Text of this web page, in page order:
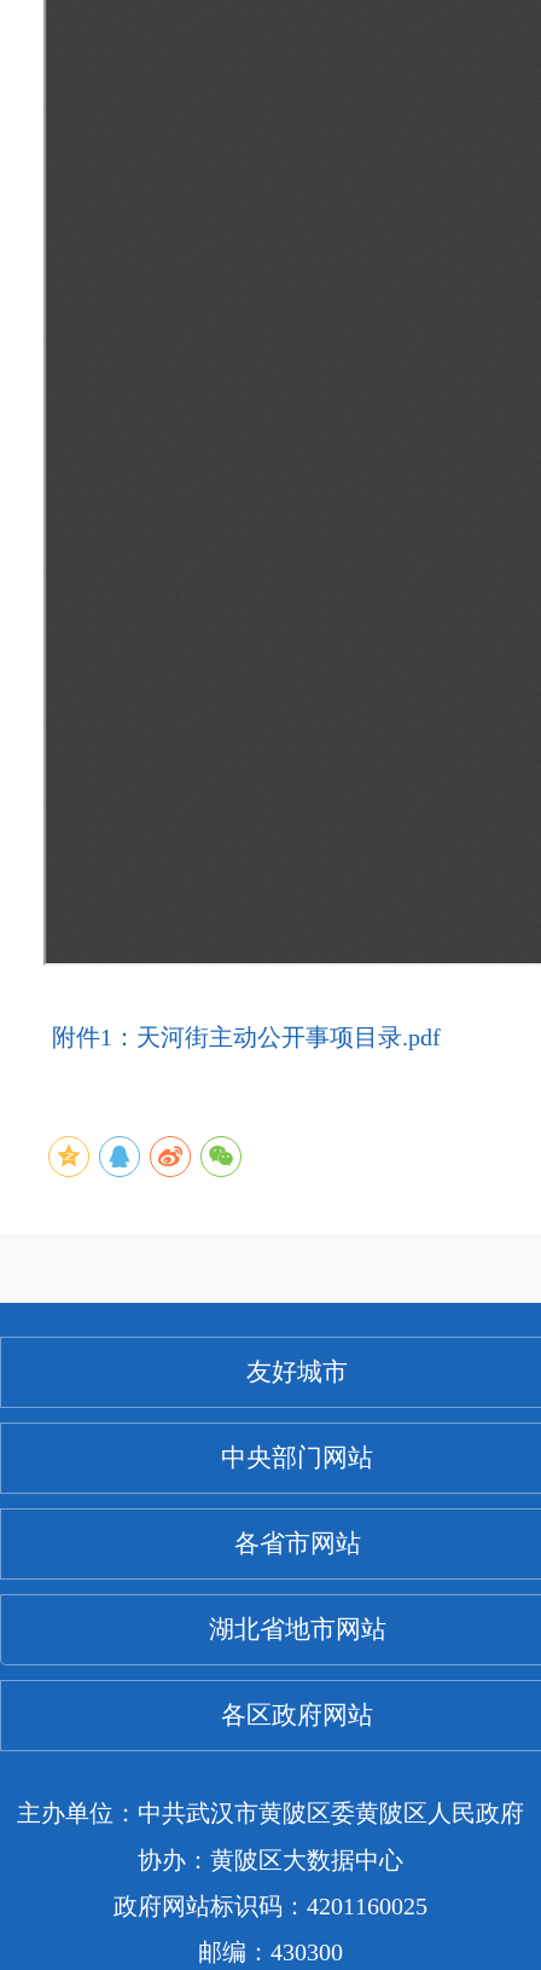
附件1：天河街主动公开事项目录.pdf
友好城市
中央部门网站
各省市网站
湖北省地市网站
各区政府网站
主办单位：中共武汉市黄陂区委黄陂区人民政府
协办：黄陂区大数据中心
政府网站标识码：4201160025
邮编：430300